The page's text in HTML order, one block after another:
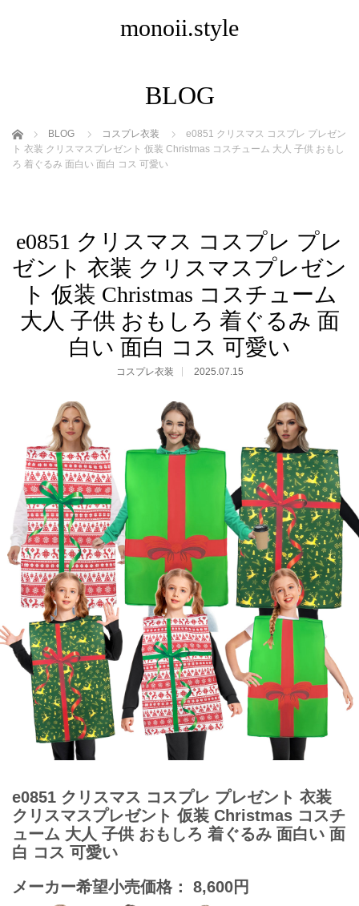
monoii.style
BLOG
ホーム BLOG コスプレ衣装
e0851 クリスマス コスプレ プレゼン
ト 衣装 クリスマスプレゼント 仮装 Christmas コスチューム 大人 子供 おもし
ろ 着ぐるみ 面白い 面白 コス 可愛い
e0851 クリスマス コスプレ プレ
ゼント 衣装 クリスマスプレゼン
ト 仮装 Christmas コスチューム
大人 子供 おもしろ 着ぐるみ 面
白い 面白 コス 可愛い
コスプレ衣装 2025.07.15
e0851 クリスマス コスプレ プレゼント 衣装
クリスマスプレゼント 仮装 Christmas コスチ
ューム 大人 子供 おもしろ 着ぐるみ 面白い 面
白 コス 可愛い
メーカー希望小売価格： 8,600円